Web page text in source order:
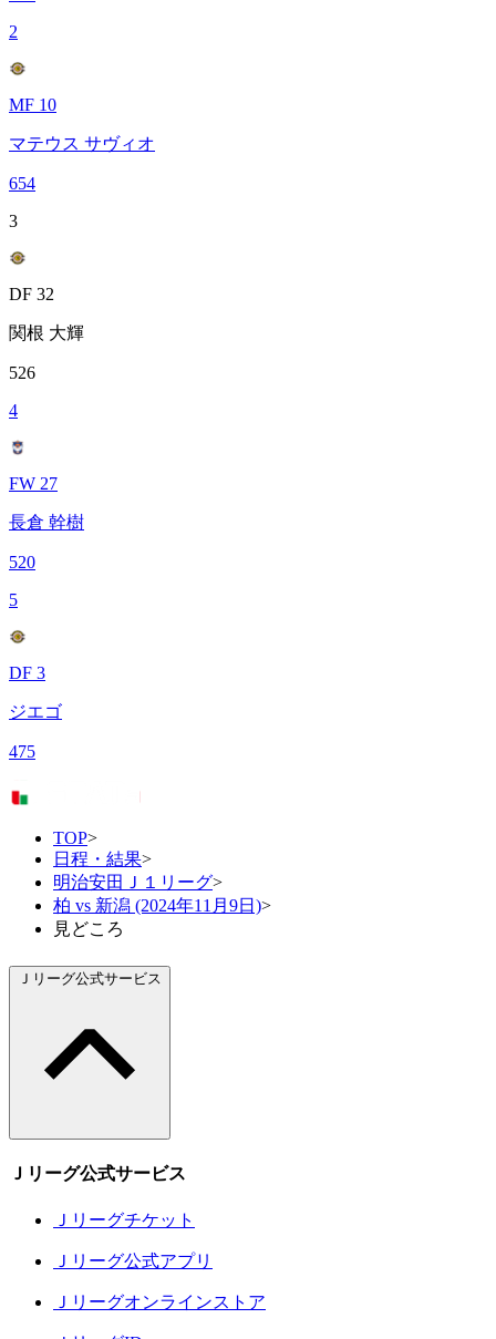
2
MF 10
マテウス サヴィオ
654
3
DF 32
関根 大輝
526
4
FW 27
長倉 幹樹
520
5
DF 3
ジエゴ
475
TOP>
日程・結果>
明治安田Ｊ１リーグ>
柏 vs 新潟 (2024年11月9日)>
見どころ
Ｊリーグ公式サービス
Ｊリーグ公式サービス
Ｊリーグチケット
Ｊリーグ公式アプリ
Ｊリーグオンラインストア